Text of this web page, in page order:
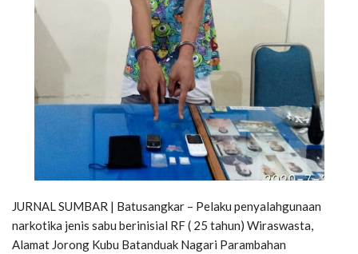
JURNAL SUMBAR | Batusangkar – Pelaku penyalahgunaan
narkotika jenis sabu berinisial RF ( 25 tahun) Wiraswasta,
Alamat Jorong Kubu Batanduak Nagari Parambahan